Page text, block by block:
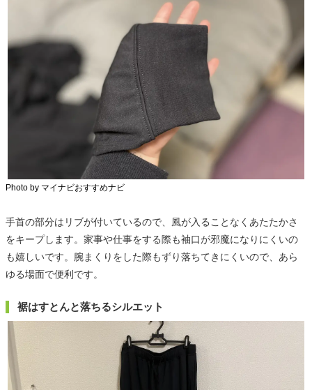
Photo by マイナビおすすめナビ
手首の部分はリブが付いているので、風が入ることなくあたたかさ
をキープします。家事や仕事をする際も袖口が邪魔になりにくいの
も嬉しいです。腕まくりをした際もずり落ちてきにくいので、あら
ゆる場面で便利です。
裾はすとんと落ちるシルエット